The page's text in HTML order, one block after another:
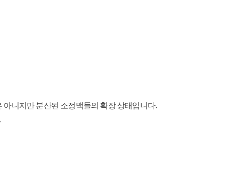
니지만 분산된 소정맥들의 확장 상태입니다.